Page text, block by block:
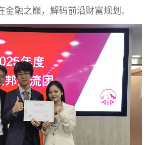
金融之巅，解码前沿财富规划。